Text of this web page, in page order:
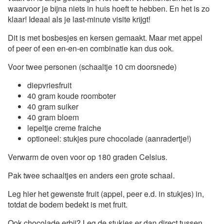
waarvoor je bijna niets in huis hoeft te hebben. En het is zo
klaar! Ideaal als je last-minute visite krijgt!
Dit is met bosbesjes en kersen gemaakt. Maar met appel
of peer of een en-en-en combinatie kan dus ook.
Voor twee personen (schaaltje 10 cm doorsnede)
diepvriesfruit
40 gram koude roomboter
40 gram suiker
40 gram bloem
lepeltje creme fraiche
optioneel: stukjes pure chocolade (aanradertje!)
Verwarm de oven voor op 180 graden Celsius.
Pak twee schaaltjes en anders een grote schaal.
Leg hier het gewenste fruit (appel, peer e.d. in stukjes) in,
totdat de bodem bedekt is met fruit.